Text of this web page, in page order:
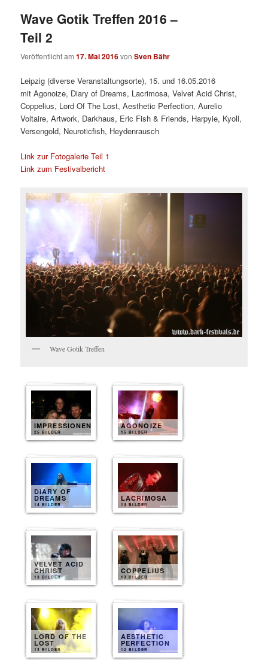
Wave Gotik Treffen 2016 –
Teil 2
Veröffentlicht am17. Mai 2016vonSven Bähr
Leipzig (diverse Veranstaltungsorte), 15. und 16.05.2016
mitAgonoize, Diary of Dreams, Lacrimosa, Velvet Acid Christ,
Coppelius, Lord Of The Lost, Aesthetic Perfection, Aurelio
Voltaire, Artwork, Darkhaus, Eric Fish & Friends, Harpyie, Kyoll,
Versengold, Neuroticfish, Heydenrausch
Link zur Fotogalerie Teil 1
Link zum Festivalbericht
Wave Gotik Treffen
IMPRESSIONEN
25 BILDER
AGONOIZE
15 BILDER
DIARY OF
DREAMS
14 BILDER
LACRIMOSA
14 BILDER
VELVET ACID
CHRIST
13 BILDER
COPPELIUS
13 BILDER
LORD OF THE
LOST
13 BILDER
AESTHETIC
PERFECTION
12 BILDER